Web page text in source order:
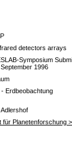
detectors arrays
Symposium
1996
Erdbeobachtung
für Planetenforschung